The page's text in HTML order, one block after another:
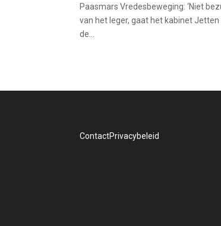
Paasmars Vredesbeweging: ‘Niet
van het leger, gaat het kabinet
de...
ContactPrivacybeleid